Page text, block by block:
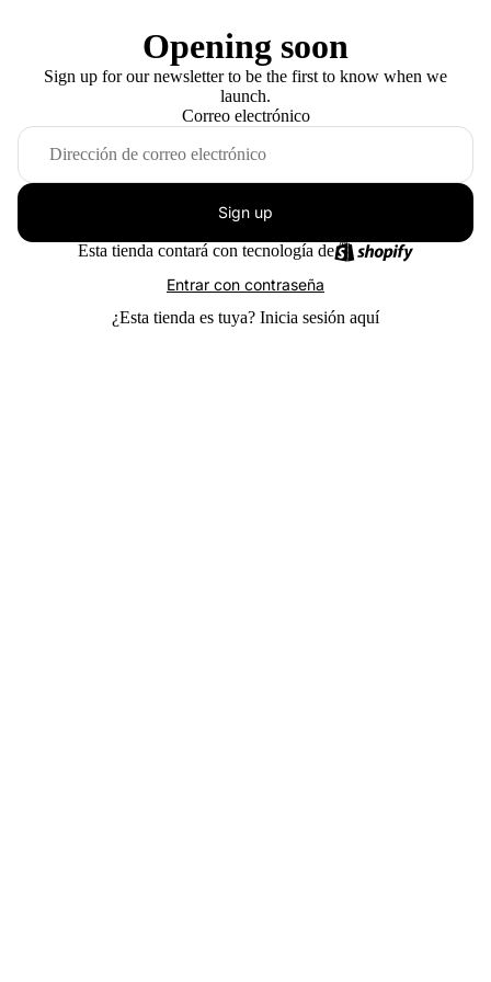
Opening soon
Sign up for our newsletter to be the first to know when we
launch.
Correo electrónico
Sign up
Esta tienda contará con tecnología de
Entrar con contraseña
¿Esta tienda es tuya? Inicia sesión aquí